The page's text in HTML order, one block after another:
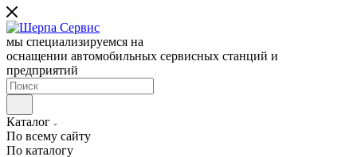
мы специализируемся на
оснащении автомобильных сервисных станций и
предприятий
Каталог
По всему сайту
По каталогу